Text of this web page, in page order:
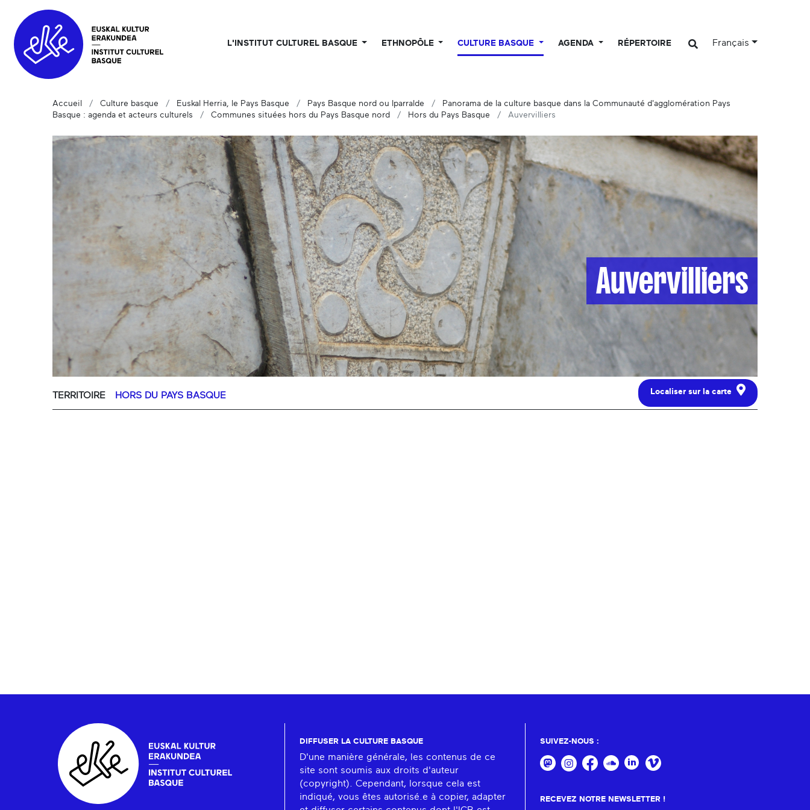
L'INSTITUT CULTUREL BASQUE ETHNOPÔLE CULTURE BASQUE AGENDA RÉPERTOIRE Français
Accueil Culture basque Euskal Herria, le Pays Basque Pays Basque nord ou Iparralde
Panorama de la culture basque dans la Communauté d'agglomération Pays
Basque : agenda et acteurs culturels
Communes situées hors du Pays Basque nord Hors du Pays Basque Auvervilliers
Auvervilliers
TERRITOIRE HORS DU PAYS BASQUE Localiser sur la carte
DIFFUSER LA CULTURE BASQUE
D'une manière générale, les contenus de ce
site sont soumis aux droits d'auteur
(copyright). Cependant, lorsque cela est
indiqué, vous êtes autorisé.e à copier, adapter
SUIVEZ-NOUS :
RECEVEZ NOTRE NEWSLETTER !